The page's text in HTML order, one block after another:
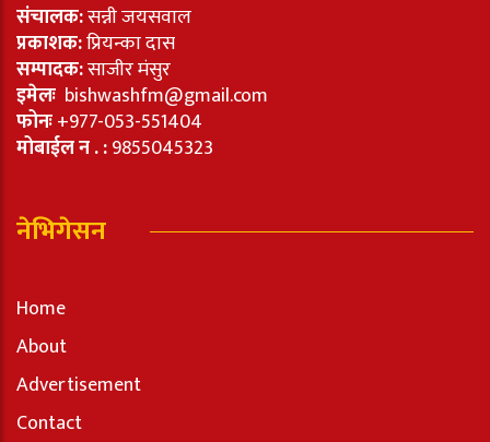
संचालक:सन्नी जयसवाल
प्रकाशक:प्रियन्का दास
सम्पादक:साजीर मंसुर
इमेलः bishwashfm@gmail.com
फोनः+977-053-551404
मोबाईल न . :9855045323
नेभिगेसन
Home
About
Advertisement
Contact